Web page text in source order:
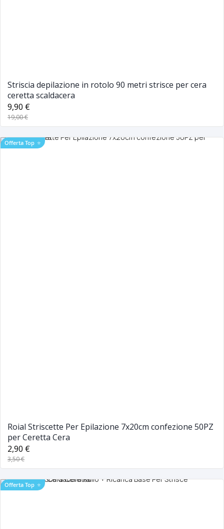
Striscia depilazione in rotolo 90 metri strisce per cera
ceretta scaldacera
9,90 €
19,00 €
Offerta Top ⭐
Roial Striscette Per Epilazione 7x20cm confezione 50PZ
per Ceretta Cera
2,90 €
3,50 €
Offerta Top ⭐